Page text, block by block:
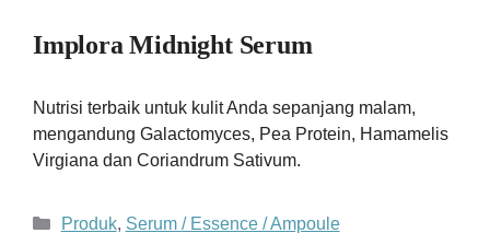
Implora Midnight Serum
Nutrisi terbaik untuk kulit Anda sepanjang malam,
mengandung Galactomyces, Pea Protein, Hamamelis
Virgiana dan Coriandrum Sativum.
Kategori
Produk, Serum / Essence / Ampoule